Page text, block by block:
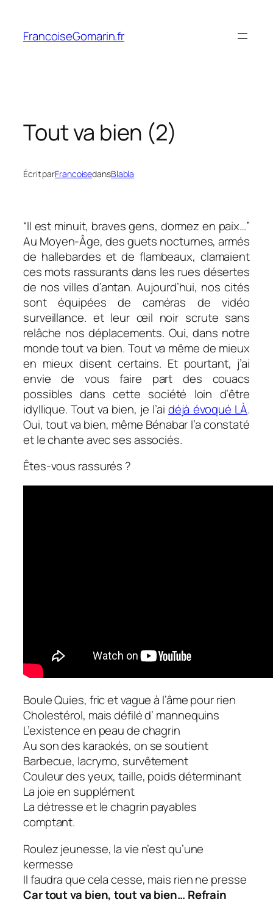
contenu
FrancoiseGomarin.fr
Tout va bien (2)
Écrit parFrancoisedansBlabla
“Il est minuit, braves gens, dormez en paix…”
Au Moyen-Âge, des guets nocturnes, armés
de hallebardes et de flambeaux, clamaient
ces mots rassurants dans les rues désertes
de nos villes d’antan. Aujourd’hui, nos cités
sont équipées de caméras de vidéo
surveillance. et leur œil noir scrute sans
relâche nos déplacements. Oui, dans notre
monde tout va bien. Tout va même de mieux
en mieux disent certains. Et pourtant, j’ai
envie de vous faire part des couacs
possibles dans cette société loin d’être
idyllique. Tout va bien, je l’ai déjà évoqué LÀ.
Oui, tout va bien, même Bénabar l’a constaté
et le chante avec ses associés.
Êtes-vous rassurés ?
Boule Quies, fric et vague à l’âme pour rien
Cholestérol, mais défilé d’ mannequins
L’existence en peau de chagrin
Au son des karaokés, on se soutient
Barbecue, lacrymo, survêtement
Couleur des yeux, taille, poids déterminant
La joie en supplément
La détresse et le chagrin payables
comptant.
Roulez jeunesse, la vie n’est qu’une
kermesse
Il faudra que cela cesse, mais rien ne presse
Car tout va bien, tout va bien… Refrain